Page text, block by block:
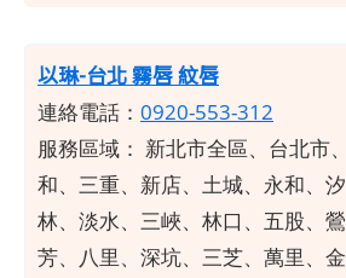
以琳-台北 霧唇 紋唇
連絡電話： 0920-553-312
服務區域： 新北市全區、台北市
和、三重、新店、土城、永和、
林、淡水、三峽、林口、五股、
芳、八里、深坑、三芝、萬里、